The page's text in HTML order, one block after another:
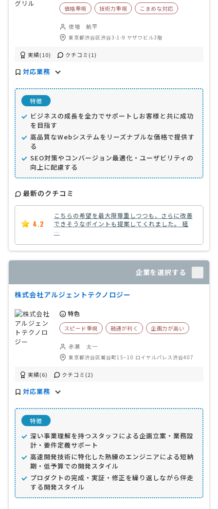
価格重視 技術力重視 こまめな対応
徳増 航平
東京都渋谷区渋谷3-1-9 ヤザワビル3階
実績(10) クチコミ(1)
対応業務
特徴
ビジネスの成長を全力でサポートしお客様と共に成功
を目指す
高品質なWebシステムをリーズナブルな価格で提供す
る
SEO対策やコンバージョン最適化・ユーザビリティの
向上に配慮する
最新のクチコミ
4.2
こちらの希望を最大限尊重しつつも、さらに改善
できそうなポイントも提案してくれました。 経
…
企業を選択する
株式会社アルジェントテクノロジー
特色
スピード重視 融通が利く 企画力が高い
赤瀬 太一
東京都渋谷区鶯谷町15−10 ロイヤルパレス渋谷407
実績(6) クチコミ(2)
対応業務
特徴
深い事業理解を持つスタッフによる企画立案・業務設
計・要件定義サポート
高速開発技術に特化した熟練のエンジニアによる短納
期・低予算での開発スタイル
プロダクトの完成・実証・修正を繰り返しながら伴走
する開発スタイル